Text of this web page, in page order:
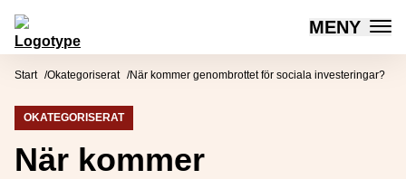
Hoppa till innehåll
Mötesplatsen Social Innovation MENY
Start Okategoriserat När kommer genombrottet för sociala investeringar?
OKATEGORISERAT
När kommer